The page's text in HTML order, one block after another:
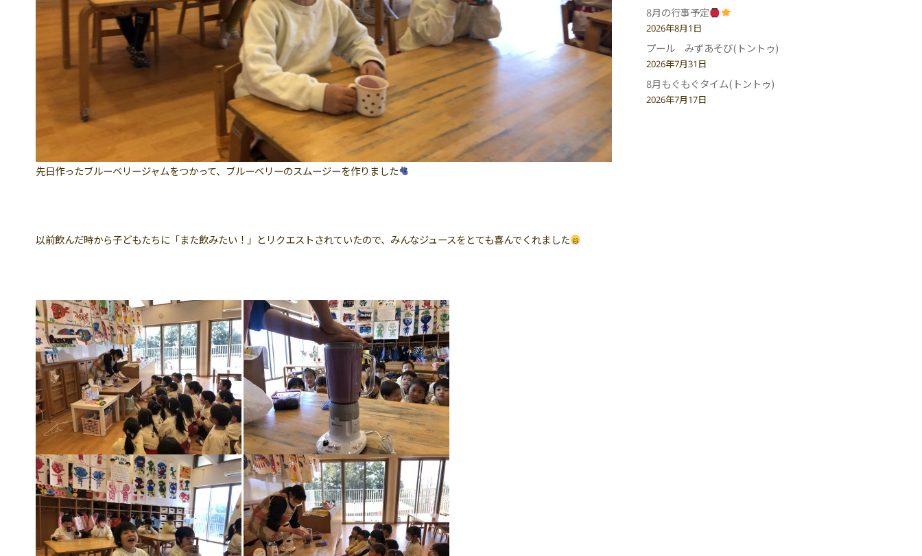
先日作ったブルーベリージャムをつかって、ブルーベリーのスムージーを作りました
以前飲んだ時から子どもたちに「また飲みたい！」とリクエストされていたので、みんなジュースをとても喜んでくれました
8月の行事予定
2026年8月1日
プール みずあそび(トントゥ)
2026年7月31日
8月もぐもぐタイム(トントゥ)
2026年7月17日